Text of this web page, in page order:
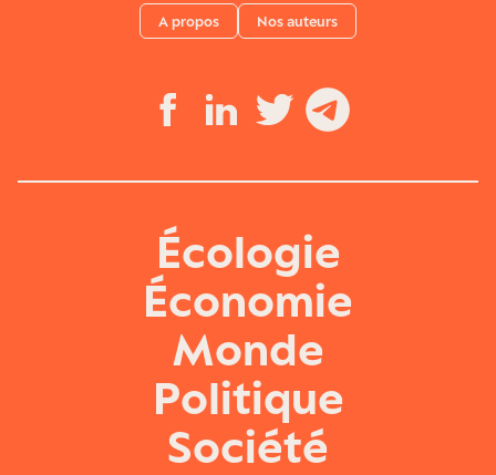
A propos Nos auteurs
Écologie
Économie
Monde
Politique
Société